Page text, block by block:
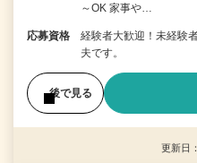
～OK 家事や…
応募資格
経験者大歓迎！未経験
夫です。
後で見る
更新日